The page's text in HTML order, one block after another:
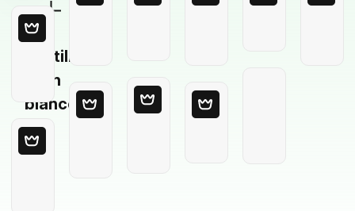
Plantilla
en
blanco